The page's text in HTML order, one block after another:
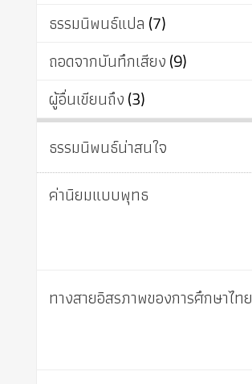
ธรรมนิพนธ์แปล (7)
ถอดจากบันทึกเสียง(9)
ผู้อื่นเขียนถึง(3)
ธรรมนิพนธ์น่าสนใจ
ค่านิยมแบบพุทธ
ทางสายอิสรภาพของการศึกษาไทย